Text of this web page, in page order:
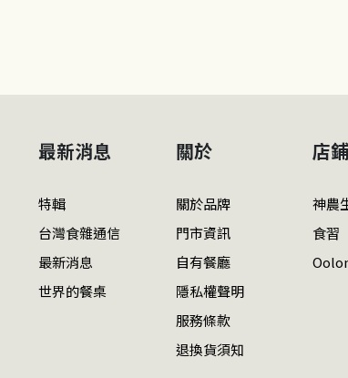
最新消息
特輯
台灣食雜通信
最新消息
世界的餐桌
關於
關於品牌
門市資訊
自有餐廳
隱私權聲明
服務條款
退換貨須知
店
神農
食習